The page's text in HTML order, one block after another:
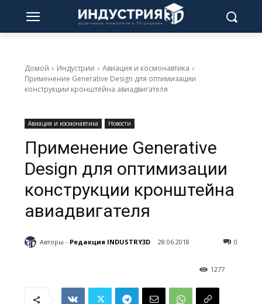
Домой Индустрии
Авиация и космонавтика
Применение Generative Design для оптимизации
конструкции кронштейна авиадвигателя
Авиация и космонавтика Новости
Применение Generative
Design для оптимизации
конструкции кронштейна
авиадвигателя
Авторы - Редакция INDUSTRY3D 28.06.2018 0
1277